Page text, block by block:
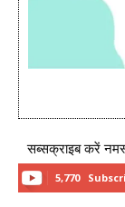
सब्सक्राइब करें
5,770